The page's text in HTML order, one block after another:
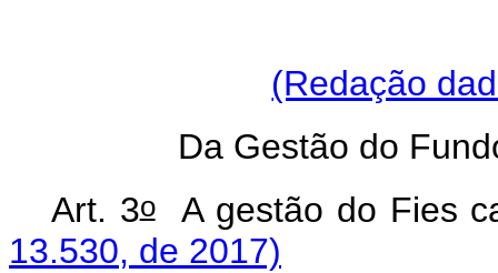
(Redação
Da Gestão do
Art. 3oA gestão do Fies
13.530, de 2017)